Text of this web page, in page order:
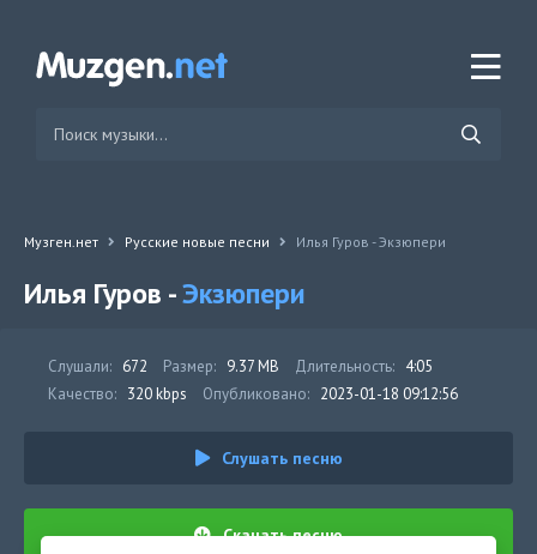
Музген.нет Русские новые песни Илья Гуров - Экзюпери
Илья Гуров -Экзюпери
Слушали: 672 Размер: 9.37 MB Длительность: 4:05
Качество: 320 kbps Опубликовано: 2023-01-18 09:12:56
Слушать песню
Скачать песню